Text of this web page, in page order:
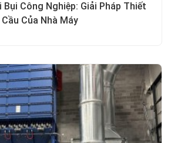
Công Nghiệp: Giải Pháp Thiết
Của Nhà Máy